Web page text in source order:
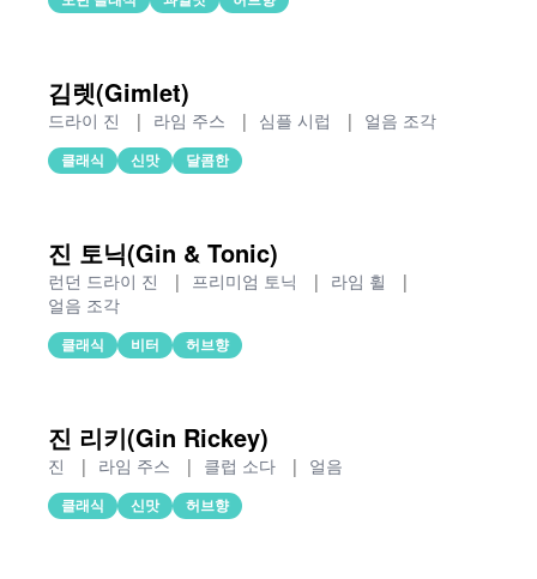
김렛(Gimlet)
드라이 진 | 라임 주스 | 심플 시럽 | 얼음 조각
클래식 신맛 달콤한
진 토닉(Gin & Tonic)
런던 드라이 진 | 프리미엄 토닉 | 라임 휠
|
얼음 조각
클래식 비터 허브향
진 리키(Gin Rickey)
진 | 라임 주스 | 클럽 소다 | 얼음
클래식 신맛 허브향